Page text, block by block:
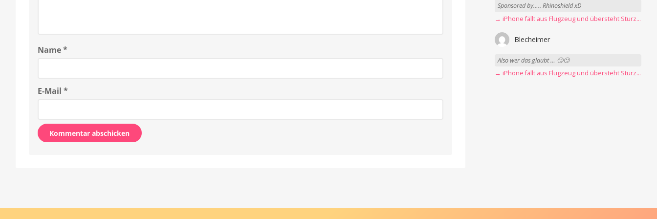
Name*
E-Mail *
Sponsored by….. Rhinoshield xD
→ iPhone fällt aus Flugzeug und übersteht Sturz unbeschadet
Blecheimer
Also wer das glaubt … 🙄🙄
→ iPhone fällt aus Flugzeug und übersteht Sturz unbeschadet